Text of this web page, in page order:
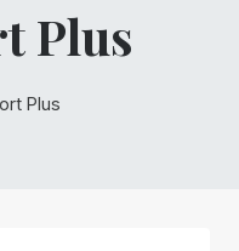
Plus
Plus